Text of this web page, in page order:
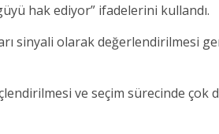
hak ediyor” ifadelerini kullandı.
sinyali olarak değerlendirilmesi
ve seçim sürecinde çok